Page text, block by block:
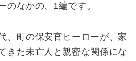
のなかの、1編です。
、町の保安官ヒーローが、家
きた未亡人と親密な関係にな